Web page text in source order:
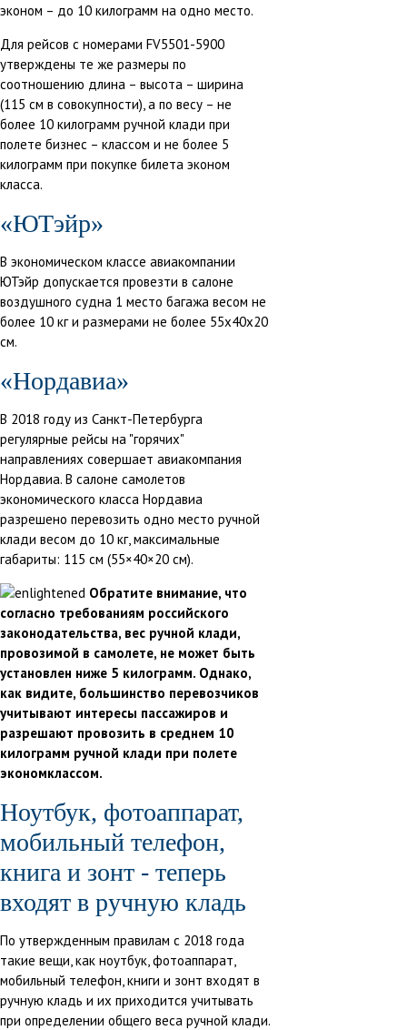
эконом – до 10 килограмм на одно место.
Для рейсов с номерами FV5501-5900
утверждены те же размеры по
соотношению длина – высота – ширина
(115 см в совокупности), а по весу – не
более 10 килограмм ручной клади при
полете бизнес – классом и не более 5
килограмм при покупке билета эконом
класса.
«ЮТэйр»
В экономическом классе авиакомпании
ЮТэйр допускается провезти в салоне
воздушного судна 1 место багажа весом не
более 10 кг и размерами не более 55х40х20
см.
«Нордавиа»
В 2018 году из Санкт-Петербурга
регулярные рейсы на "горячих"
направлениях совершает авиакомпания
Нордавиа. В салоне самолетов
экономического класса Нордавиа
разрешено перевозить одно место ручной
клади весом до 10 кг, максимальные
габариты: 115 см (55×40×20 см).
Обратите внимание, что
согласно требованиям российского
законодательства, вес ручной клади,
провозимой в самолете, не может быть
установлен ниже 5 килограмм. Однако,
как видите, большинство перевозчиков
учитывают интересы пассажиров и
разрешают провозить в среднем 10
килограмм ручной клади при полете
экономклассом.
Ноутбук, фотоаппарат,
мобильный телефон,
книга и зонт - теперь
входят в ручную кладь
По утвержденным правилам с 2018 года
такие вещи, как ноутбук, фотоаппарат,
мобильный телефон, книги и зонт входят в
ручную кладь и их приходится учитывать
при определении общего веса ручной клади.